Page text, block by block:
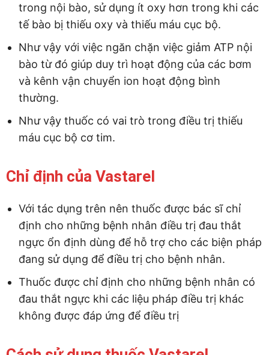
trong nội bào, sử dụng ít oxy hơn trong khi các
tế bào bị thiếu oxy và thiếu máu cục bộ.
Như vậy với việc ngăn chặn việc giảm ATP nội
bào từ đó giúp duy trì hoạt động của các bơm
và kênh vận chuyển ion hoạt động bình
thường.
Như vậy thuốc có vai trò trong điều trị thiếu
máu cục bộ cơ tim.
Chỉ định của Vastarel
Với tác dụng trên nên thuốc được bác sĩ chỉ
định cho những bệnh nhân điều trị đau thắt
ngực ổn định dùng để hỗ trợ cho các biện pháp
đang sử dụng để điều trị cho bệnh nhân.
Thuốc được chỉ định cho những bệnh nhân có
đau thắt ngực khi các liệu pháp điều trị khác
không được đáp ứng để điều trị